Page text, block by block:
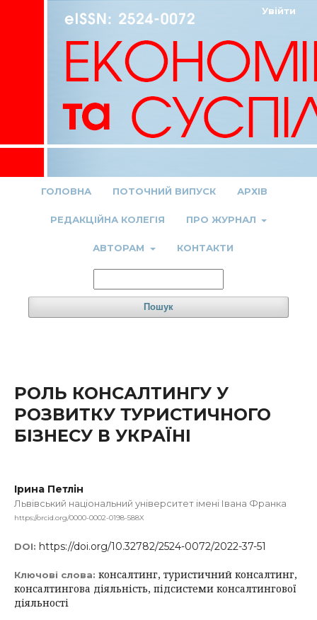
ГОЛОВНА ПОТОЧНИЙ ВИПУСК АРХІВ
РЕДАКЦІЙНА КОЛЕГІЯ ПРО ЖУРНАЛ
АВТОРАМ КОНТАКТИ
Пошук
Увійти
РОЛЬ КОНСАЛТИНГУ У
РОЗВИТКУ ТУРИСТИЧНОГО
БІЗНЕСУ В УКРАЇНІ
Ірина Петлін
Львівський національний університет імені Івана Франка
https://orcid.org/0000-0002-0198-588X
DOI: https://doi.org/10.32782/2524-0072/2022-37-51
Ключові слова: консалтинг, туристичний консалтинг,
консалтингова діяльність, підсистеми консалтингової
діяльності